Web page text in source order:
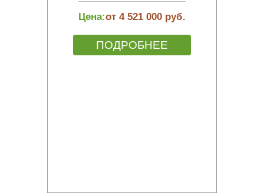
Цена:от 4 521 000 руб.
ПОДРОБНЕЕ